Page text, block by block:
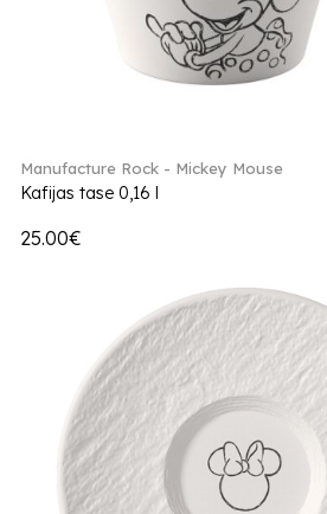
Manufacture Rock - Mickey Mouse
Kafijas tase 0,16 l
25.00€